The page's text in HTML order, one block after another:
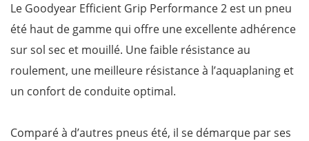
Le Goodyear Efficient Grip Performance 2 est un pneu
été haut de gamme qui offre une excellente adhérence
sur sol sec et mouillé. Une faible résistance au
roulement, une meilleure résistance à l’aquaplaning et
un confort de conduite optimal.
Comparé à d’autres pneus été, il se démarque par ses